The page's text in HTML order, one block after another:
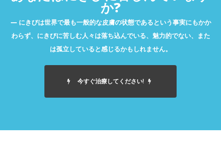
か?
にきびは世界で最も一般的な皮膚の状態であるという事実にもかか
わらず、にきびに苦しむ人々は落ち込んでいる、魅力的でない、また
は孤立していると感じるかもしれません。
今すぐ治療してください!